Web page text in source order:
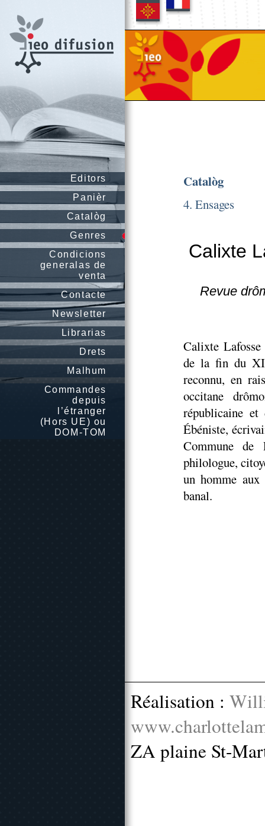
Editors
Panièr
Catalòg
Genres
Condicions
generalas de
venta
Contacte
Newsletter
Librarias
Drets
Malhum
Commandes
depuis
l’étranger
(Hors UE) ou
DOM-TOM
Catalòg
4. Ensages
Calixte
Revue
Calixte
de la fin du
reconnu, en
occitane
républicaine et
Ébéniste,
Commune de
philologue,
un homme
banal.
Réalisation :
ZA plaine St-